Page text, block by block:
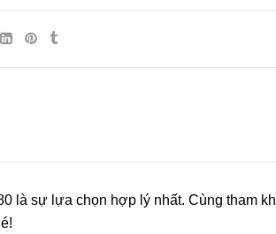
là sự lựa chọn hợp lý nhất. Cùng tham